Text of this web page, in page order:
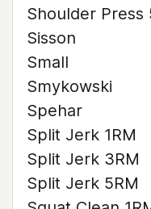
Shoulder Press
Sisson
Small
Smykowski
Spehar
Split Jerk 1RM
Split Jerk 3RM
Split Jerk 5RM